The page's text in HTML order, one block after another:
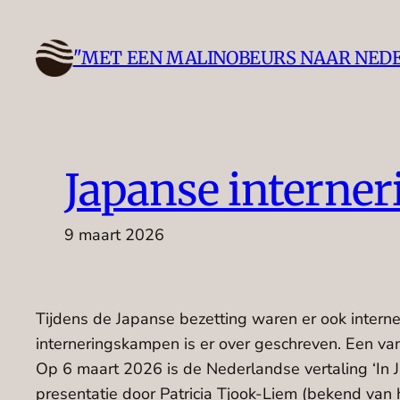
"MET EEN MALINOBEURS NAAR
Japanse
9 maart 2026
Tijdens de Japanse bezetting waren er ook
interneringskampen is er over geschreven. Een
Op 6 maart 2026 is de Nederlandse vertaling ‘In
presentatie door Patricia Tjook-Liem (bekend van